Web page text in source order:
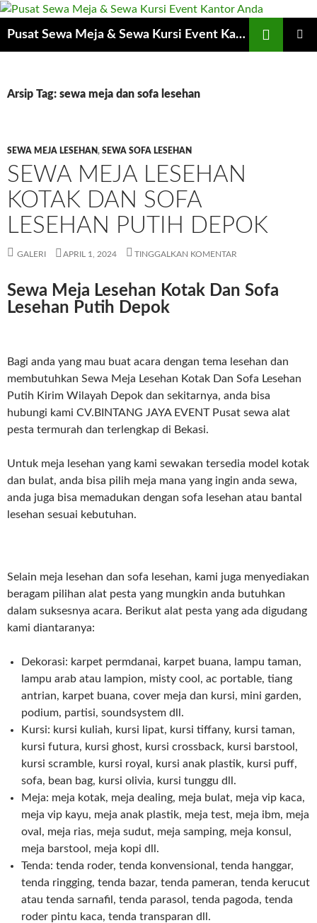
Pusat Sewa Meja & Sewa Kursi Event Kantor Anda
Arsip Tag: sewa meja dan sofa lesehan
SEWA MEJA LESEHAN, SEWA SOFA LESEHAN
SEWA MEJA LESEHAN
KOTAK DAN SOFA
LESEHAN PUTIH DEPOK
GALERI APRIL 1, 2024 TINGGALKAN KOMENTAR
Sewa Meja Lesehan Kotak Dan Sofa
Lesehan Putih Depok
Bagi anda yang mau buat acara dengan tema lesehan dan
membutuhkan Sewa Meja Lesehan Kotak Dan Sofa Lesehan
Putih Kirim Wilayah Depok dan sekitarnya, anda bisa
hubungi kami CV.BINTANG JAYA EVENT Pusat sewa alat
pesta termurah dan terlengkap di Bekasi.
Untuk meja lesehan yang kami sewakan tersedia model kotak
dan bulat, anda bisa pilih meja mana yang ingin anda sewa,
anda juga bisa memadukan dengan sofa lesehan atau bantal
lesehan sesuai kebutuhan.
Selain meja lesehan dan sofa lesehan, kami juga menyediakan
beragam pilihan alat pesta yang mungkin anda butuhkan
dalam suksesnya acara. Berikut alat pesta yang ada digudang
kami diantaranya:
Dekorasi: karpet permdanai, karpet buana, lampu taman,
lampu arab atau lampion, misty cool, ac portable, tiang
antrian, karpet buana, cover meja dan kursi, mini garden,
podium, partisi, soundsystem dll.
Kursi: kursi kuliah, kursi lipat, kursi tiffany, kursi taman,
kursi futura, kursi ghost, kursi crossback, kursi barstool,
kursi scramble, kursi royal, kursi anak plastik, kursi puff,
sofa, bean bag, kursi olivia, kursi tunggu dll.
Meja: meja kotak, meja dealing, meja bulat, meja vip kaca,
meja vip kayu, meja anak plastik, meja test, meja ibm, meja
oval, meja rias, meja sudut, meja samping, meja konsul,
meja barstool, meja kopi dll.
Tenda: tenda roder, tenda konvensional, tenda hanggar,
tenda ringging, tenda bazar, tenda pameran, tenda kerucut
atau tenda sarnafil, tenda parasol, tenda pagoda, tenda
roder pintu kaca, tenda transparan dll.